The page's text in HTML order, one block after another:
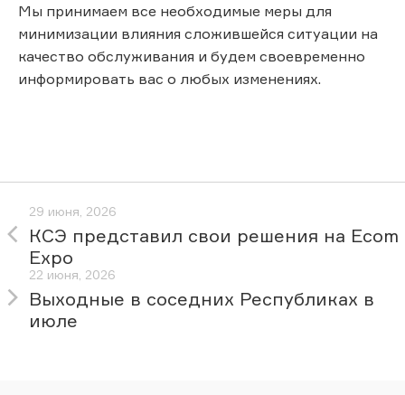
Мы принимаем все необходимые меры для
минимизации влияния сложившейся ситуации на
качество обслуживания и будем своевременно
информировать вас о любых изменениях.
29 июня, 2026
КСЭ представил свои решения на Ecom
Expo
22 июня, 2026
Выходные в соседних Республиках в
июле